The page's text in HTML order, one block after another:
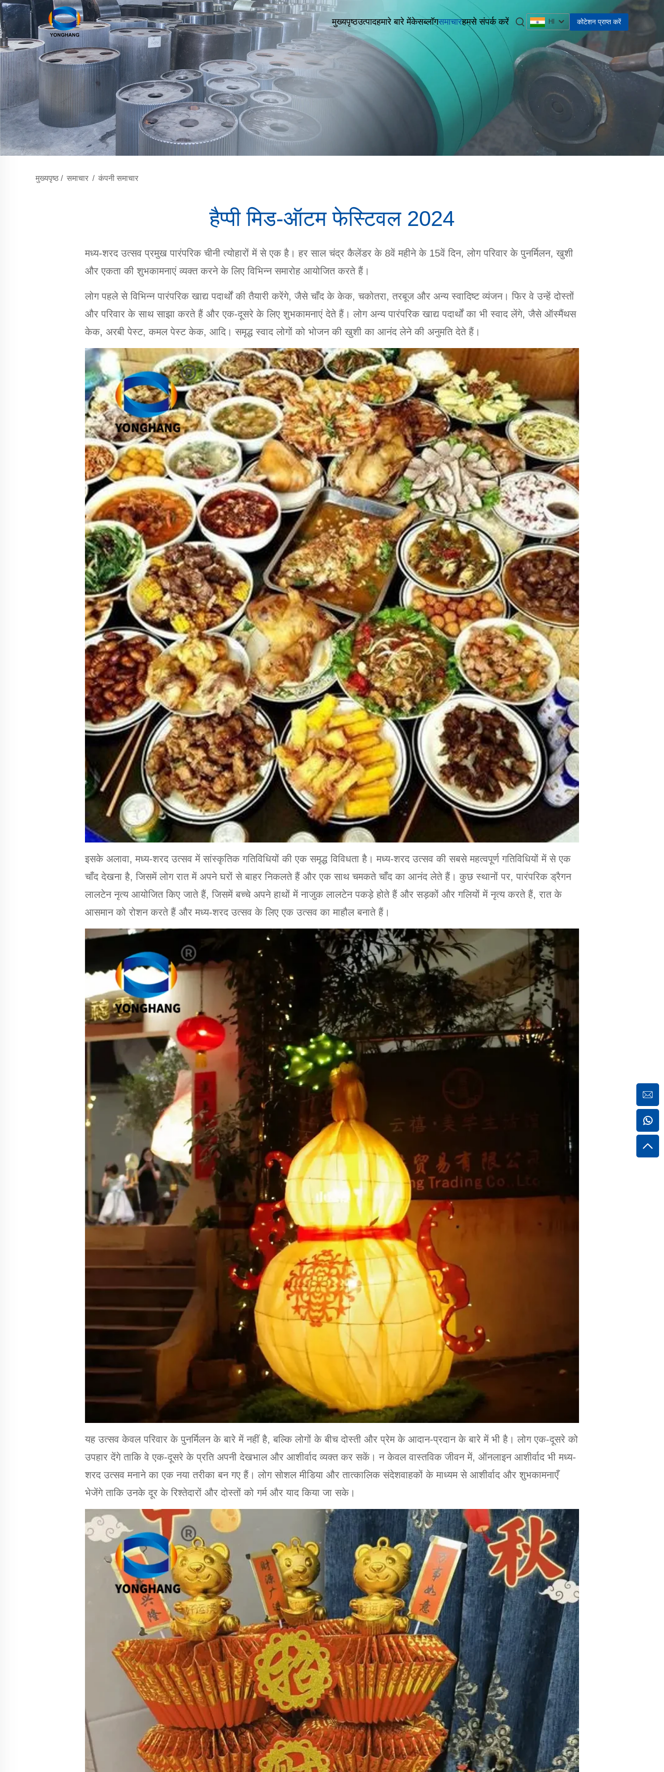
मुख्यपृष्ठउत्पादहमारे बारे मेंकेसब्लॉगसमाचारहमसे संपर्क करें HI कोटेशन प्राप्त करें
मुख्यपृष्ठ / समाचार / कंपनी समाचार
हैप्पी मिड-ऑटम फेस्टिवल 2024
मध्य-शरद उत्सव प्रमुख पारंपरिक चीनी त्योहारों में से एक है। हर साल चंद्र कैलेंडर के 8वें महीने के 15वें दिन, लोग परिवार के पुनर्मिलन, खुशी
और एकता की शुभकामनाएं व्यक्त करने के लिए विभिन्न समारोह आयोजित करते हैं।
लोग पहले से विभिन्न पारंपरिक खाद्य पदार्थों की तैयारी करेंगे, जैसे चाँद के केक, चकोतरा, तरबूज और अन्य स्वादिष्ट व्यंजन। फिर वे उन्हें दोस्तों
और परिवार के साथ साझा करते हैं और एक-दूसरे के लिए शुभकामनाएं देते हैं। लोग अन्य पारंपरिक खाद्य पदार्थों का भी स्वाद लेंगे, जैसे ऑस्मैंथस
केक, अरबी पेस्ट, कमल पेस्ट केक, आदि। समृद्ध स्वाद लोगों को भोजन की खुशी का आनंद लेने की अनुमति देते हैं।
इसके अलावा, मध्य-शरद उत्सव में सांस्कृतिक गतिविधियों की एक समृद्ध विविधता है। मध्य-शरद उत्सव की सबसे महत्वपूर्ण गतिविधियों में से एक
चाँद देखना है, जिसमें लोग रात में अपने घरों से बाहर निकलते हैं और एक साथ चमकते चाँद का आनंद लेते हैं। कुछ स्थानों पर, पारंपरिक ड्रैगन
लालटेन नृत्य आयोजित किए जाते हैं, जिसमें बच्चे अपने हाथों में नाजुक लालटेन पकड़े होते हैं और सड़कों और गलियों में नृत्य करते हैं, रात के
आसमान को रोशन करते हैं और मध्य-शरद उत्सव के लिए एक उत्सव का माहौल बनाते हैं।
यह उत्सव केवल परिवार के पुनर्मिलन के बारे में नहीं है, बल्कि लोगों के बीच दोस्ती और प्रेम के आदान-प्रदान के बारे में भी है। लोग एक-दूसरे को
उपहार देंगे ताकि वे एक-दूसरे के प्रति अपनी देखभाल और आशीर्वाद व्यक्त कर सकें। न केवल वास्तविक जीवन में, ऑनलाइन आशीर्वाद भी मध्य-
शरद उत्सव मनाने का एक नया तरीका बन गए हैं। लोग सोशल मीडिया और तात्कालिक संदेशवाहकों के माध्यम से आशीर्वाद और शुभकामनाएँ
भेजेंगे ताकि उनके दूर के रिश्तेदारों और दोस्तों को गर्म और याद किया जा सके।